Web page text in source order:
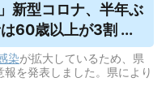
新型コロナ、半年ぶ
60歳以上が3割 ...
染が拡大しているため、県
報を発表しました。県により